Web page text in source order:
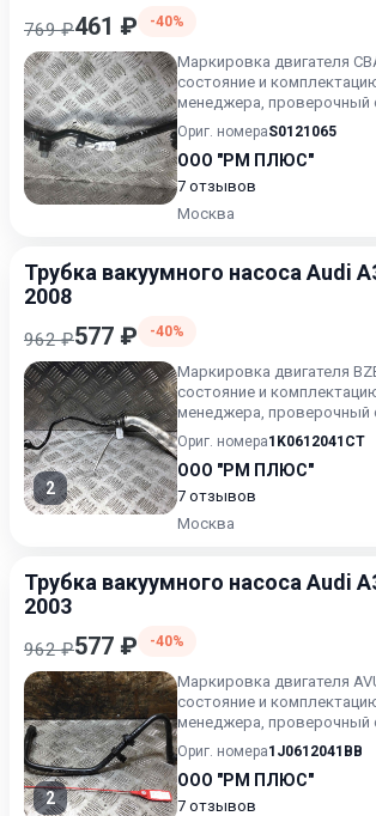
769 ₽461 ₽ -40%
Маркировка двигателя
состояние и
менеджера, проверочный
дней.
Ориг. номераS0121065
ООО "РМ ПЛЮС"
7 отзывов
Москва
Трубка вакуумного насоса Audi
2008
962 ₽577 ₽ -40%
2
Маркировка двигателя
состояние и
менеджера, проверочный
дней.
Ориг. номера1K0612041CT
ООО "РМ ПЛЮС"
7 отзывов
Москва
Трубка вакуумного насоса Audi
2003
962 ₽577 ₽ -40%
2
Маркировка двигателя
состояние и
менеджера, проверочный
дней.
Ориг. номера1J0612041BB
ООО "РМ ПЛЮС"
7 отзывов